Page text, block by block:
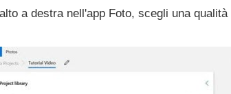
a destra nell'app Foto, scegli una